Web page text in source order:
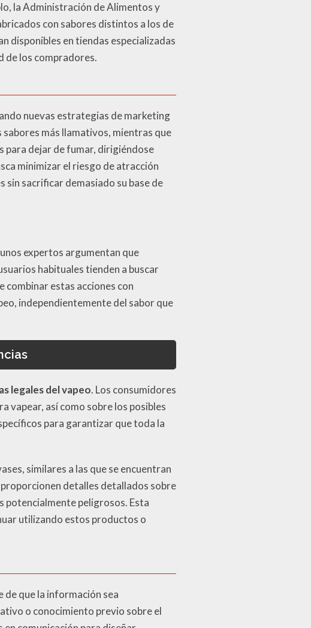
la Administración de Alimentos y
con sabores distintos a los de
disponibles en tiendas especializadas
de los compradores.
nuevas estrategias de marketing
más llamativos, mientras que
para dejar de fumar, dirigiéndose
minimizar el riesgo de atracción
sin sacrificar demasiado su base de
expertos argumentan que
habituales tienden a buscar
combinar estas acciones con
independientemente del sabor que
legales del vapeo. Los consumidores
vapear, así como sobre los posibles
para garantizar que toda la
similares a las que se encuentran
detalles detallados sobre
potencialmente peligrosos. Esta
utilizando estos productos o
de que la información sea
o conocimiento previo sobre el